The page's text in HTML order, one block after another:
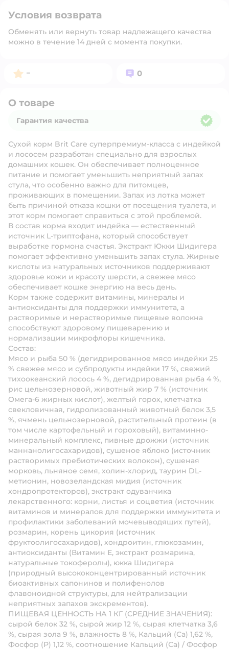
Условия возврата
Обменять или вернуть товар надлежащего качества
можно в течение 14 дней с момента покупки.
Рейтинг:
– Вопросов:
0
О товаре
Гарантия качества
Сухой корм Brit Care суперпремиум-класса с индейкой
и лососем разработан специально для взрослых
домашних кошек. Он обеспечивает полноценное
питание и помогает уменьшить неприятный запах
стула, что особенно важно для питомцев,
проживающих в помещении. Запах из лотка может
быть причиной отказа кошки от посещения туалета, и
этот корм помогает справиться с этой проблемой.
В состав корма входит индейка — естественный
источник L-триптофана, который способствует
выработке гормона счастья. Экстракт Юкки Шидигера
помогает эффективно уменьшить запах стула. Жирные
кислоты из натуральных источников поддерживают
здоровье кожи и красоту шерсти, а свежее мясо
обеспечивает кошке энергию на весь день.
Корм также содержит витамины, минералы и
антиоксиданты для поддержки иммунитета, а
растворимые и нерастворимые пищевые волокна
способствуют здоровому пищеварению и
нормализации микрофлоры кишечника.
Состав:
Мясо и рыба 50 % (дегидрированное мясо индейки 25
% свежее мясо и субпродукты индейки 17 %, свежий
тихоокеанский лосось 4 %, дегидрированная рыба 4 %,
рис цельнозерновой, животный жир 7 % (источник
Омега-6 жирных кислот), желтый горох, клетчатка
свекловичная, гидролизованный животный белок 3,5
%, ячмень цельнозерновой, растительный протеин (в
том числе картофельный и гороховый), витаминно-
минеральный комплекс, пивные дрожжи (источник
маннанолигосахаридов), сушеное яблоко (источник
растворимых пребиотических волокон), сушеная
морковь, льняное семя, холин-хлорид, таурин DL-
метионин, новозеландская мидия (источник
хондропротекторов), экстракт одуванчика
лекарственного: корни, листья и соцветия (источник
витаминов и минералов для поддержки иммунитета и
профилактики заболеваний мочевыводящих путей),
розмарин, корень цикория (источник
фруктоолигосахаридов), хондроитин, глюкозамин,
антиоксиданты (Витамин Е, экстракт розмарина,
натуральные токоферолы), юкка Шидигера
(природный высококонцентрированный источник
биоактивных сапонинов и полифенолов
флавоноидной структуры, для нейтрализации
неприятных запахов экскрементов).
ПИЩЕВАЯ ЦЕННОСТЬ НА 1 КГ (СРЕДНИЕ ЗНАЧЕНИЯ):
сырой белок 32 %, сырой жир 12 %, сырая клетчатка 3,6
%, сырая зола 9 %, влажность 8 %, Кальций (Са) 1,62 %,
Фосфор (Р) 1,12 %, соотношение Кальций (Са) / Фосфор